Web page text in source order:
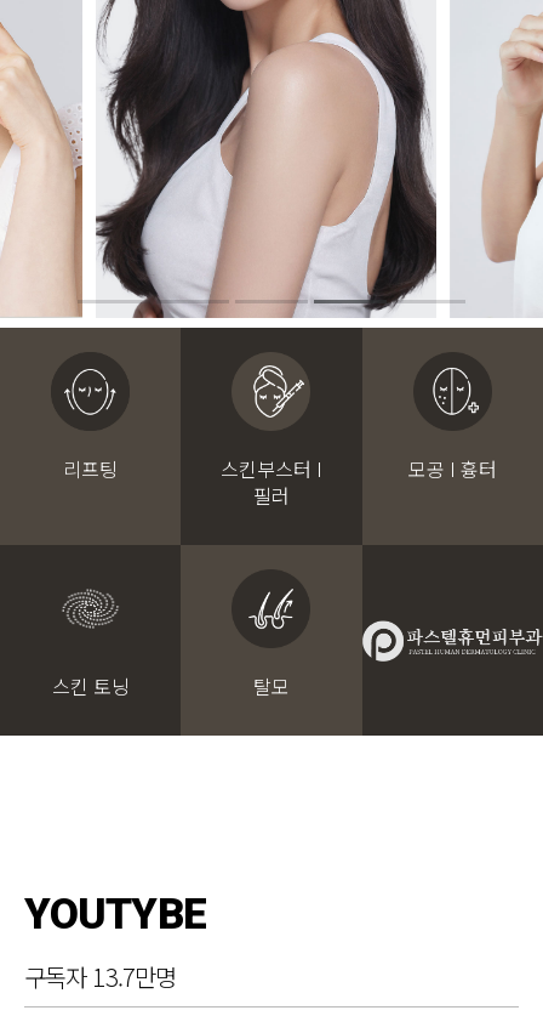
리프팅
스킨부스터 I
필러
모공 I 흉터
스킨 토닝 탈모
YOUTYBE
구독자 13.7만명